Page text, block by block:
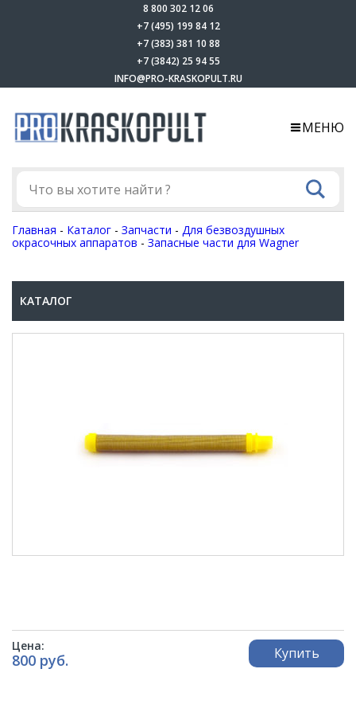
8 800 302 12 06
+7 (495) 199 84 12
+7 (383) 381 10 88
+7 (3842) 25 94 55
INFO@PRO-KRASKOPULT.RU
МЕНЮ
Главная - Каталог - Запчасти - Для безвоздушных
окрасочных аппаратов - Запасные части для Wagner
КАТАЛОГ
Цена:
800 руб. Купить